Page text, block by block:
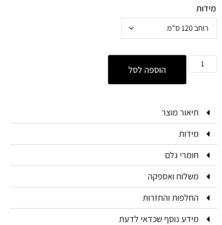
מידות
הוספה לסל
תיאור מוצר
מידות
חומרי גלם
משלוח ואספקה
החלפות והחזרות
מידע נוסף שכדאי לדעת